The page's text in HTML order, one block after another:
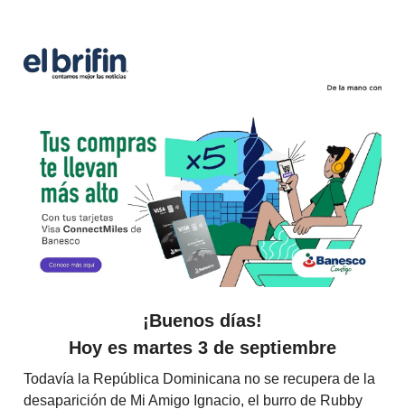
¡Buenos días!
Hoy es martes 3 de septiembre
Todavía la República Dominicana no se recupera de la
desaparición de Mi Amigo Ignacio, el burro de Rubby